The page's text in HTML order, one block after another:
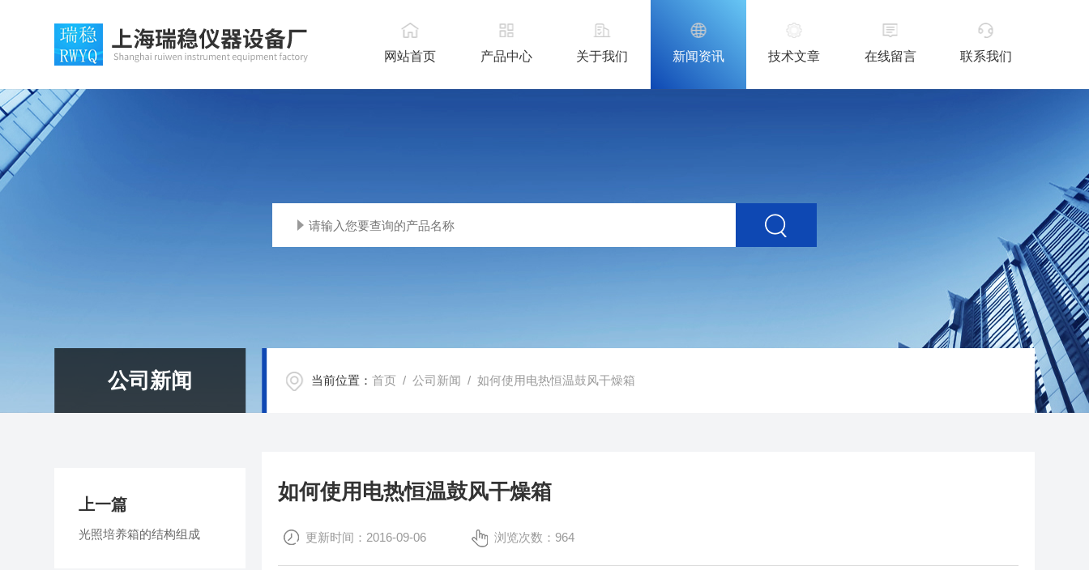
网站首页 产品中心 关于我们 新闻资讯 技术文章 在线留言 联系我们
公司新闻 当前位置：首页 /公司新闻 / 如何使用电热恒温鼓风干燥箱
如何使用电热恒温鼓风干燥箱
更新时间：2016-09-06 浏览次数：964
上一篇
光照培养箱的结构组成